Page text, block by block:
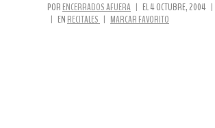
POR ENCERRADOS AFUERA | EL 4 OCTUBRE, 2004 |
| EN RECITALES | MARCAR FAVORITO